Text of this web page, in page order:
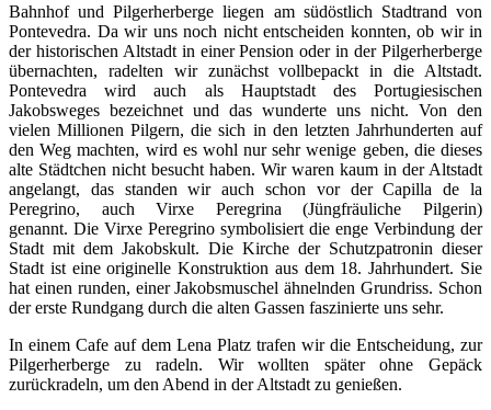
Bahnhof und Pilgerherberge liegen am südöstlich Stadtrand von
Pontevedra. Da wir uns noch nicht entscheiden konnten, ob wir in
der historischen Altstadt in einer Pension oder in der Pilgerherberge
übernachten, radelten wir zunächst vollbepackt in die Altstadt.
Pontevedra wird auch als Hauptstadt des Portugiesischen
Jakobsweges bezeichnet und das wunderte uns nicht. Von den
vielen Millionen Pilgern, die sich in den letzten Jahrhunderten auf
den Weg machten, wird es wohl nur sehr wenige geben, die dieses
alte Städtchen nicht besucht haben. Wir waren kaum in der Altstadt
angelangt, das standen wir auch schon vor der Capilla de la
Peregrino, auch Virxe Peregrina (Jüngfräuliche Pilgerin)
genannt. Die Virxe Peregrino symbolisiert die enge Verbindung der
Stadt mit dem Jakobskult. Die Kirche der Schutzpatronin dieser
Stadt ist eine originelle Konstruktion aus dem 18. Jahrhundert. Sie
hat einen runden, einer Jakobsmuschel ähnelnden Grundriss. Schon
der erste Rundgang durch die alten Gassen faszinierte uns sehr.
In einem Cafe auf dem Lena Platz trafen wir die Entscheidung, zur
Pilgerherberge zu radeln. Wir wollten später ohne Gepäck
zurückradeln, um den Abend in der Altstadt zu genießen.